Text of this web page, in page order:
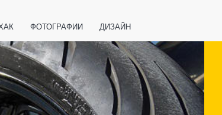
ФОТОГРАФИИ ДИЗАЙН
СПОРТ СМАРТФОНЫ ПОЛЕЗНОЕ